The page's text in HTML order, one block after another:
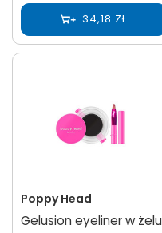
34,18 ZŁ
Poppy Head
Gelusion eyeliner w żelu